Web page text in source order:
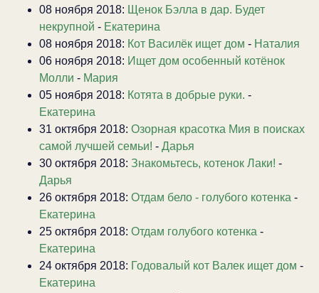
08 ноября 2018: Щенок Бэлла в дар. Будет
некрупной - Екатерина
08 ноября 2018: Кот Василёк ищет дом - Наталия
06 ноября 2018: Ищет дом особенный котёнок
Молли - Мария
05 ноября 2018: Котята в добрые руки. -
Екатерина
31 октября 2018: Озорная красотка Мия в поисках
самой лучшей семьи! - Дарья
30 октября 2018: Знакомьтесь, котенок Лаки! -
Дарья
26 октября 2018: Отдам бело - голубого котенка -
Екатерина
25 октября 2018: Отдам голубого котенка -
Екатерина
24 октября 2018: Годовалый кот Валек ищет дом -
Екатерина